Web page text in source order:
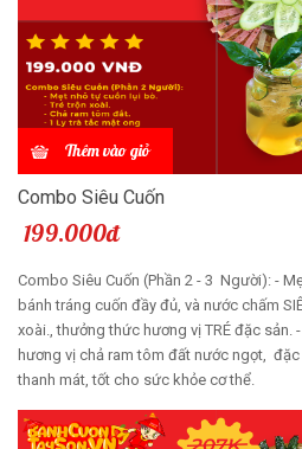
Thêm vào giỏ
Combo Siêu Cuốn
199.000đ
Combo Siêu Cuốn (Phần 2 - 3 Người): -
bánh tráng cuốn đầy đủ, và nước chấm
xoài., thưởng thức hương vị TRÉ đặc sản.
hương vị chả ram tôm đất nước ngọt, đặc
thanh mát, tốt cho sức khỏe cơ thể.